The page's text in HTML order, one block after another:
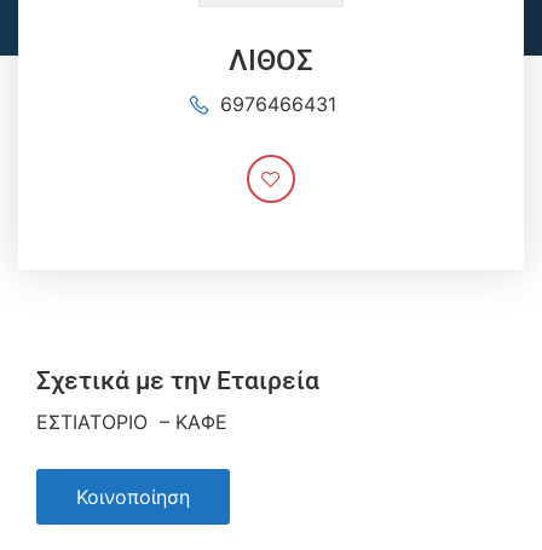
ΛΙΘΟΣ
6976466431
Σχετικά με την Εταιρεία
ΕΣΤΙΑΤΟΡΙΟ – ΚΑΦΕ
Κοινοποίηση